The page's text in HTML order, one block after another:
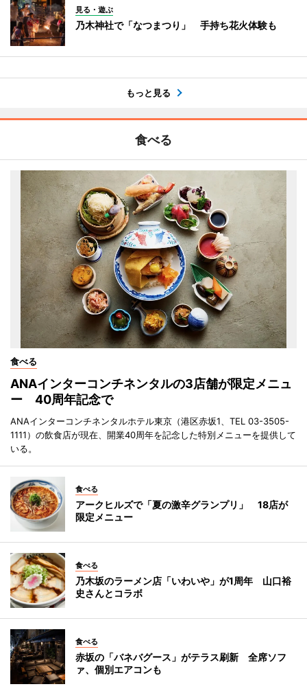
見る・遊ぶ
乃木神社で「なつまつり」 手持ち花火体験も
もっと見る
食べる
食べる
ANAインターコンチネンタルの3店舗が限定メニュ
ー 40周年記念で
ANAインターコンチネンタルホテル東京（港区赤坂1、TEL 03-3505-
1111）の飲食店が現在、開業40周年を記念した特別メニューを提供して
いる。
食べる
アークヒルズで「夏の激辛グランプリ」 18店が
限定メニュー
食べる
乃木坂のラーメン店「いわいや」が1周年 山口裕
史さんとコラボ
食べる
赤坂の「バネバグース」がテラス刷新 全席ソフ
ァ、個別エアコンも